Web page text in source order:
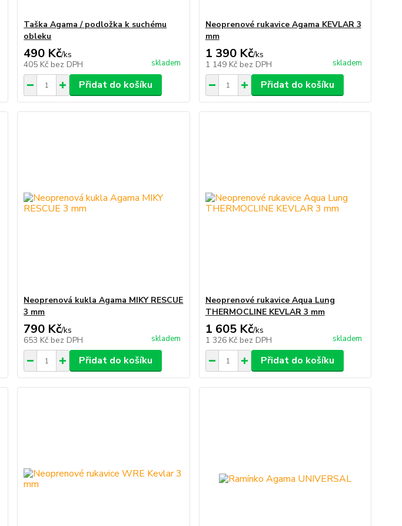
Taška Agama / podložka k suchému
obleku
490 Kč/ks
405 Kč bez DPH skladem
Přidat do košíku
Neoprenové rukavice Agama KEVLAR 3
mm
1 390 Kč/ks
1 149 Kč bez DPH skladem
Přidat do košíku
Neoprenová kukla Agama MIKY RESCUE
3 mm
790 Kč/ks
653 Kč bez DPH skladem
Přidat do košíku
Neoprenové rukavice Aqua Lung
THERMOCLINE KEVLAR 3 mm
1 605 Kč/ks
1 326 Kč bez DPH skladem
Přidat do košíku